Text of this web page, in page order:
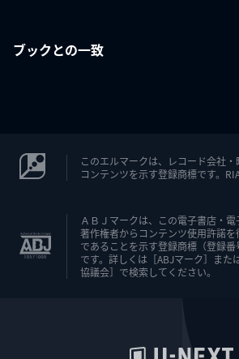
ブックとの一致
このエルマークは、レコード会社
コンテンツを示す登録商標です。
ＡＢＪマークは、この電子書店・電
著作権者からコンテンツ使用許諾
であることを示す登録商標（登録番
です。詳しくは［ABJマーク］また
協議会］で検索してください。